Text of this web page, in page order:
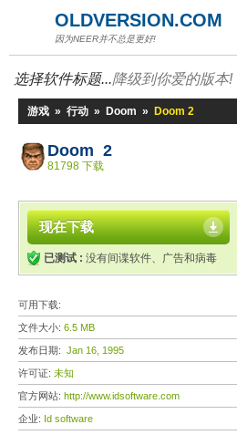
OLDVERSION.COM
因为NEER并不总是更好!
选择软件标题...降级到你爱的版本!
游戏 » 行动 » Doom » Doom 2
Doom 2
81798 下载
现在下载
已测试 : 没有间谍软件、广告和病毒
可用下载:
文件大小: 6.5 MB
发布日期: Jan 16, 1995
许可证: 未知
官方网站: http://www.idsoftware.com
企业: Id software